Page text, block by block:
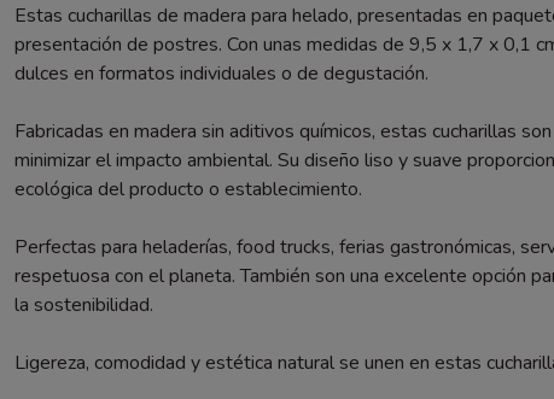
Estas cucharillas de madera para helado, presentadas en
presentación de postres. Con unas medidas de 9,5 x 1,7 x 0,1
dulces en formatos individuales o de degustación.
Fabricadas en madera sin aditivos químicos, estas cucharillas
minimizar el impacto ambiental. Su diseño liso y suave
ecológica del producto o establecimiento.
Perfectas para heladerías, food trucks, ferias gastronómicas,
respetuosa con el planeta. También son una excelente opción
la sostenibilidad.
Ligereza, comodidad y estética natural se unen en estas